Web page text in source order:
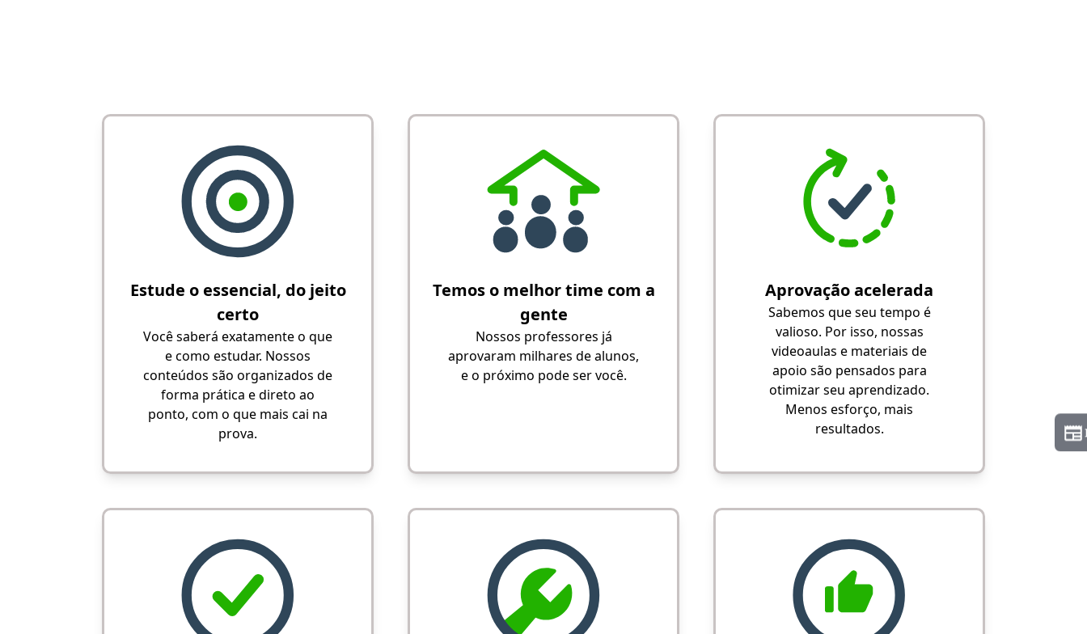
Estude o essencial, do jeito
certo
Você saberá exatamente o que
e como estudar. Nossos
conteúdos são organizados de
forma prática e direto ao
ponto, com o que mais cai na
prova.
Temos o melhor time com a
gente
Nossos professores já
aprovaram milhares de alunos,
e o próximo pode ser você.
Aprovação acelerada
Sabemos que seu tempo é
valioso. Por isso, nossas
videoaulas e materiais de
apoio são pensados para
otimizar seu aprendizado.
Menos esforço, mais
resultados.